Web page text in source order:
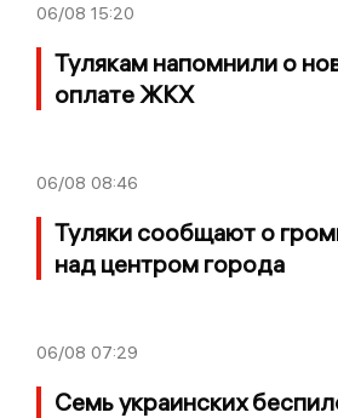
06/08 15:20
Тулякам напомнили о
оплате ЖКХ
06/08 08:46
Туляки сообщают о
над центром города
06/08 07:29
Семь украинских